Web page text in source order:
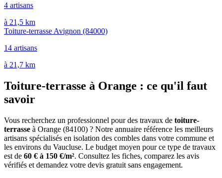
4 artisans
à 21,5 km
Toiture-terrasse Avignon (84000)
14 artisans
à 21,7 km
Toiture-terrasse à Orange : ce qu'il faut
savoir
Vous recherchez un professionnel pour des travaux de toiture-
terrasse à Orange (84100) ? Notre annuaire référence les meilleurs
artisans spécialisés en isolation des combles dans votre commune et
les environs du Vaucluse. Le budget moyen pour ce type de travaux
est de 60 € à 150 €/m². Consultez les fiches, comparez les avis
vérifiés et demandez votre devis gratuit sans engagement.